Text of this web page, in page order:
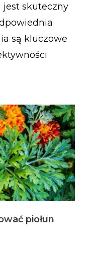
jest skuteczny
są kluczowe
piołun